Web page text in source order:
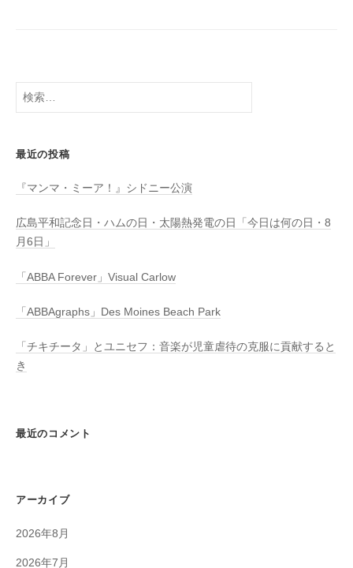
検
最近の投稿
『マンマ・ミーア！』シドニー公演
広島平和記念日・ハムの日・太陽熱発電の日「今日は何の日・8
月6日」
「ABBA Forever」Visual Carlow
「ABBAgraphs」Des Moines Beach Park
「チキチータ」とユニセフ：音楽が児童虐待の克服に貢献すると
き
最近のコメント
アーカイブ
2026年8月
2026年7月